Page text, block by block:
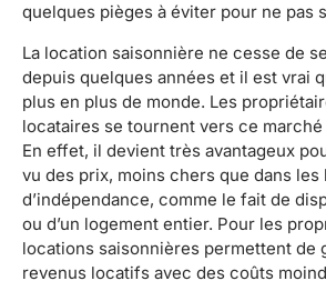
quelques pièges à éviter pour ne pas
La location saisonnière ne cesse de
depuis quelques années et il est vrai
plus en plus de monde. Les
locataires se tournent vers ce
En effet, il devient très avantageux
vu des prix, moins chers que dans
d’indépendance, comme le fait de
ou d’un logement entier. Pour les
locations saisonnières permettent de
revenus locatifs avec des coûts